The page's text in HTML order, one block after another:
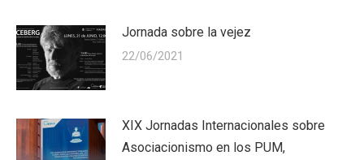
Jornada sobre la vejez
22/06/2021
XIX Jornadas Internacionales sobre
Asociacionismo en los PUM,